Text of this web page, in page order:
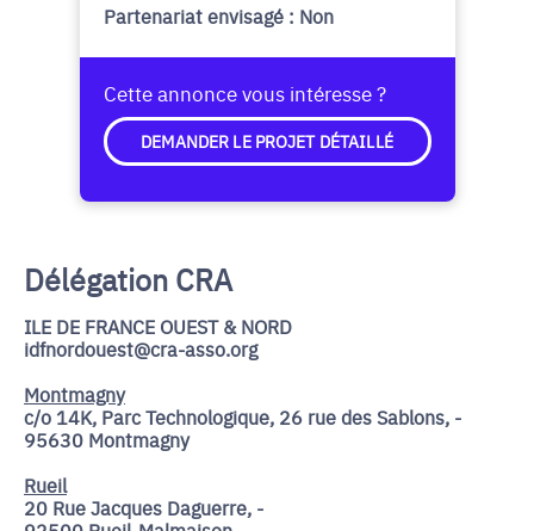
Partenariat envisagé : Non
Cette annonce vous intéresse ?
DEMANDER LE PROJET DÉTAILLÉ
Délégation CRA
ILE DE FRANCE OUEST & NORD
idfnordouest@cra-asso.org
Montmagny
c/o 14K, Parc Technologique, 26 rue des Sablons, -
95630 Montmagny
Rueil
20 Rue Jacques Daguerre, -